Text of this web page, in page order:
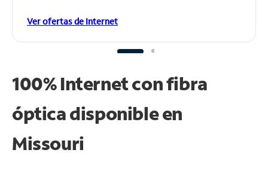
Ver ofertas de Internet
100% Internet con fibra
óptica disponible en
Missouri